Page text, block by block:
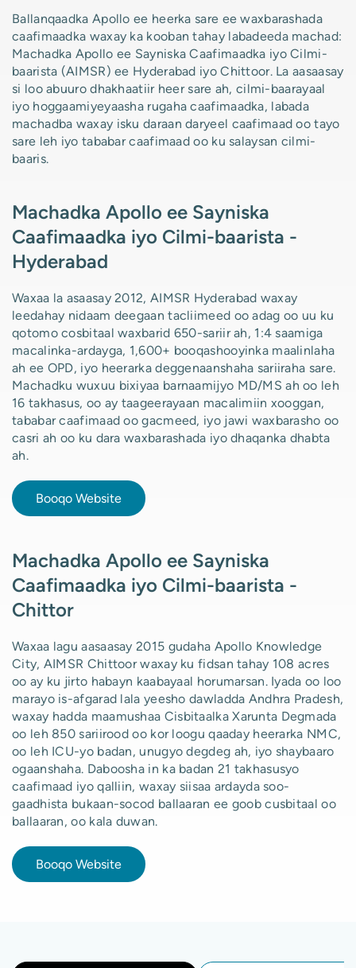
Ballanqaadka Apollo ee heerka sare ee waxbarashada
caafimaadka waxay ka kooban tahay labadeeda machad:
Machadka Apollo ee Sayniska Caafimaadka iyo Cilmi-
baarista (AIMSR) ee Hyderabad iyo Chittoor. La aasaasay
si loo abuuro dhakhaatiir heer sare ah, cilmi-baarayaal
iyo hoggaamiyeyaasha rugaha caafimaadka, labada
machadba waxay isku daraan daryeel caafimaad oo tayo
sare leh iyo tababar caafimaad oo ku salaysan cilmi-
baaris.
Machadka Apollo ee Sayniska
Caafimaadka iyo Cilmi-baarista -
Hyderabad
Waxaa la asaasay 2012, AIMSR Hyderabad waxay
leedahay nidaam deegaan tacliimeed oo adag oo uu ku
qotomo cosbitaal waxbarid 650-sariir ah, 1:4 saamiga
macalinka-ardayga, 1,600+ booqashooyinka maalinlaha
ah ee OPD, iyo heerarka deggenaanshaha sariiraha sare.
Machadku wuxuu bixiyaa barnaamijyo MD/MS ah oo leh
16 takhasus, oo ay taageerayaan macalimiin xooggan,
tababar caafimaad oo gacmeed, iyo jawi waxbarasho oo
casri ah oo ku dara waxbarashada iyo dhaqanka dhabta
ah.
Booqo Website
Machadka Apollo ee Sayniska
Caafimaadka iyo Cilmi-baarista -
Chittor
Waxaa lagu aasaasay 2015 gudaha Apollo Knowledge
City, AIMSR Chittoor waxay ku fidsan tahay 108 acres
oo ay ku jirto habayn kaabayaal horumarsan. Iyada oo loo
marayo is-afgarad lala yeesho dawladda Andhra Pradesh,
waxay hadda maamushaa Cisbitaalka Xarunta Degmada
oo leh 850 sariirood oo kor loogu qaaday heerarka NMC,
oo leh ICU-yo badan, unugyo degdeg ah, iyo shaybaaro
ogaanshaha. Daboosha in ka badan 21 takhasusyo
caafimaad iyo qalliin, waxay siisaa ardayda soo-
gaadhista bukaan-socod ballaaran ee goob cusbitaal oo
ballaaran, oo kala duwan.
Booqo Website